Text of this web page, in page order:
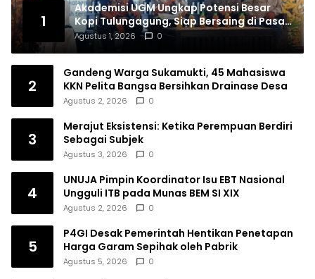
1
Akademisi UGM Ungkap Potensi Besar
Kopi Tulungagung, Siap Bersaing di Pasar
Nasional hingga Dunia
Agustus 1, 2026 0
2
Gandeng Warga Sukamukti, 45 Mahasiswa
KKN Pelita Bangsa Bersihkan Drainase Desa
Agustus 2, 2026 0
3
Merajut Eksistensi: Ketika Perempuan Berdiri
Sebagai Subjek
Agustus 3, 2026 0
4
UNUJA Pimpin Koordinator Isu EBT Nasional
Ungguli ITB pada Munas BEM SI XIX
Agustus 2, 2026 0
5
P4GI Desak Pemerintah Hentikan Penetapan
Harga Garam Sepihak oleh Pabrik
Agustus 5, 2026 0